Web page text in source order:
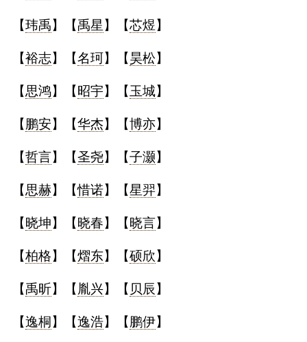
取
名
字
典
取
名
打
分
起
名
起
名
【玮禹】【禹星 】【芯煜】
【裕志】【名珂】【昊松】
【思鸿】【 昭宇】【玉城】
【鹏安】【华杰】【博亦】
【哲言】【圣尧】【子灏】
【思赫】【惜诺】【星羿】
【 晓坤】【 晓春】【 晓言】
【柏格】【熠东】【硕欣】
【禹昕】【 胤兴】【 贝辰 】
【逸桐 】【逸浩】【鹏伊】